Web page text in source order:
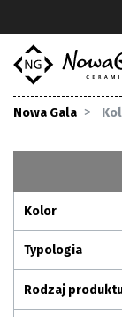
Nowa Gala
Kolor
Typologia
Rodzaj